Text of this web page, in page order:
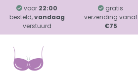
voor 22:00
besteld,vandaag
verstuurd
gratis
verzending vanaf
€75